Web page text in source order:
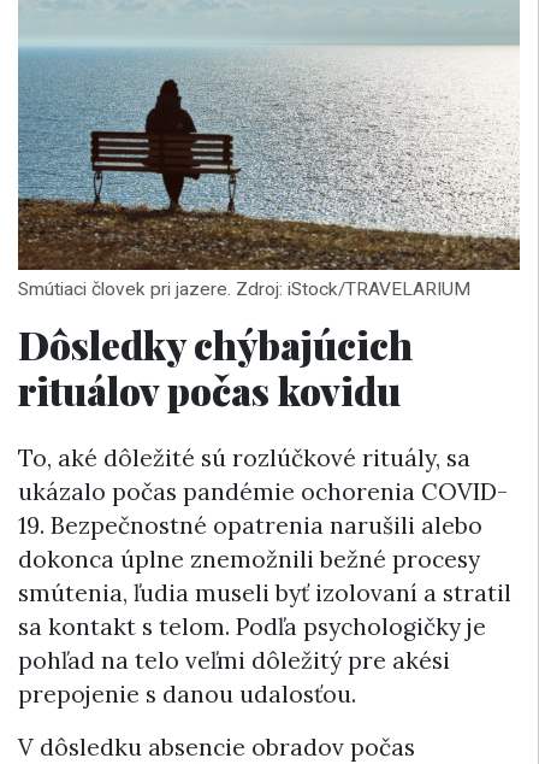
Smútiaci človek pri jazere. Zdroj: iStock/TRAVELARIUM
Dôsledky chýbajúcich
rituálov počas kovidu
To, aké dôležité sú rozlúčkové rituály, sa
ukázalo počas pandémie ochorenia COVID-
19. Bezpečnostné opatrenia narušili alebo
dokonca úplne znemožnili bežné procesy
smútenia, ľudia museli byť izolovaní a stratil
sa kontakt s telom. Podľa psychologičky je
pohľad na telo veľmi dôležitý pre akési
prepojenie s danou udalosťou.
V dôsledku absencie obradov počas